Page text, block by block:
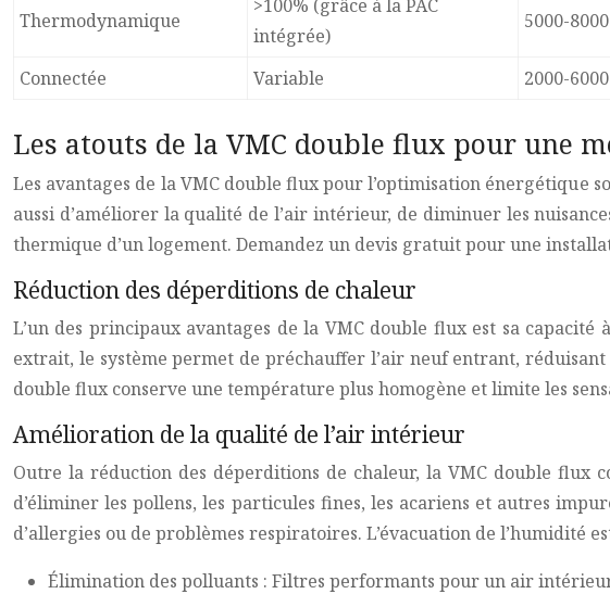
Thermodynamique
>100% (grâce à la PAC
intégrée)
5000-
Connectée Variable 2000-
Les atouts de la VMC double flux pour une
Les avantages de la VMC double flux pour l’optimisation
aussi d’améliorer la qualité de l’air intérieur, de diminuer les
thermique d’un logement. Demandez un devis gratuit pour une
Réduction des déperditions de chaleur
L’un des principaux avantages de la VMC double flux est sa
extrait, le système permet de préchauffer l’air neuf entrant, réduisant
double flux conserve une température plus homogène et limite les
Amélioration de la qualité de l’air intérieur
Outre la réduction des déperditions de chaleur, la VMC double flux
d’éliminer les pollens, les particules fines, les acariens et autres
d’allergies ou de problèmes respiratoires. L’évacuation de l’humidité
Élimination des polluants : Filtres performants pour un air